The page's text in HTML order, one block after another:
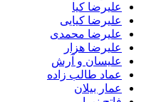
علیرضا کیا
علیرضا کیایی
علیرضا محمدی
علیرضا هزار
علیسان و آرش
عماد طالب زاده
عمار بیلان